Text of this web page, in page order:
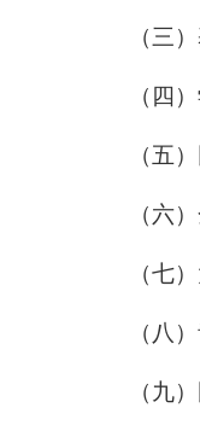
（三
（四
（五
（六
（七
（八
（九